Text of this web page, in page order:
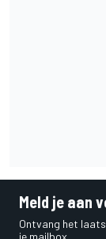
Meld je aan
Ontvang het
je mailbox.